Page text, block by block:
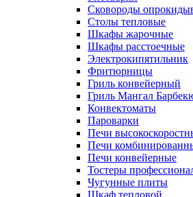
Сковороды
Столы тепловые
Шкафы жарочные
Шкафы расстоечные
Электрокипятильник
Фритюрницы
Гриль конвейерный
Гриль Мангал
Конвектоматы
Пароварки
Печи
Печи
Печи конвейерные
Тостеры
Чугунные плиты
Шкаф тепловой